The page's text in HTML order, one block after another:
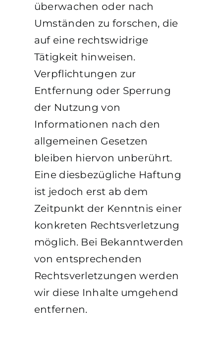
überwachen oder nach
Umständen zu forschen, die
auf eine rechtswidrige
Tätigkeit hinweisen.
Verpflichtungen zur
Entfernung oder Sperrung
der Nutzung von
Informationen nach den
allgemeinen Gesetzen
bleiben hiervon unberührt.
Eine diesbezügliche Haftung
ist jedoch erst ab dem
Zeitpunkt der Kenntnis einer
konkreten Rechtsverletzung
möglich. Bei Bekanntwerden
von entsprechenden
Rechtsverletzungen werden
wir diese Inhalte umgehend
entfernen.